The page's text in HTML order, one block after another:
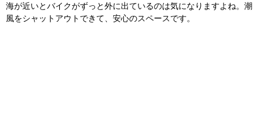
海が近いとバイクがずっと外に出ているのは気になりますよね。潮
風をシャットアウトできて、安心のスペースです。